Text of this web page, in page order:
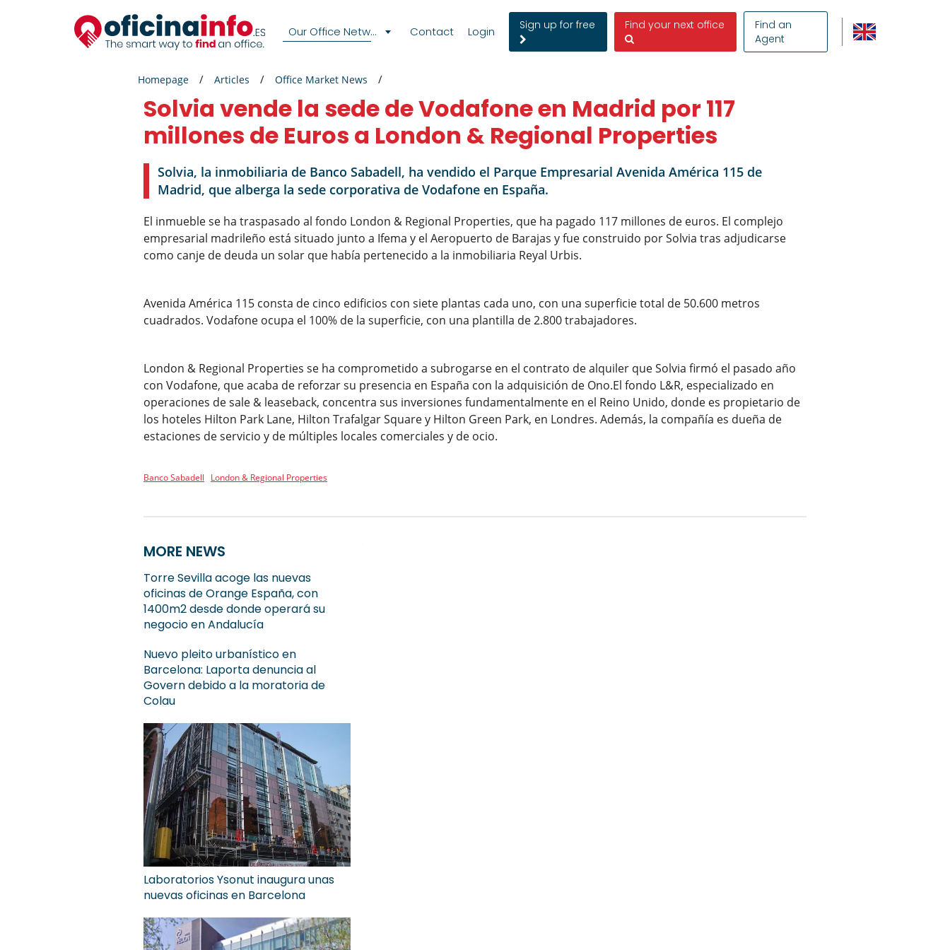
Our Office Network Contact Login Sign up for free Find your next office
Find an
Agent
Homepage Articles Office Market News
Solvia vende la sede de Vodafone en Madrid por 117
millones de Euros a London & Regional Properties
Solvia, la inmobiliaria de Banco Sabadell, ha vendido el Parque Empresarial Avenida América 115 de
Madrid, que alberga la sede corporativa de Vodafone en España.
El inmueble se ha traspasado al fondo London & Regional Properties, que ha pagado 117 millones de euros. El complejo
empresarial madrileño está situado junto a Ifema y el Aeropuerto de Barajas y fue construido por Solvia tras adjudicarse
como canje de deuda un solar que había pertenecido a la inmobiliaria Reyal Urbis.
Avenida América 115 consta de cinco edificios con siete plantas cada uno, con una superficie total de 50.600 metros
cuadrados. Vodafone ocupa el 100% de la superficie, con una plantilla de 2.800 trabajadores.
London & Regional Properties se ha comprometido a subrogarse en el contrato de alquiler que Solvia firmó el pasado año
con Vodafone, que acaba de reforzar su presencia en España con la adquisición de Ono.El fondo L&R, especializado en
operaciones de sale & leaseback, concentra sus inversiones fundamentalmente en el Reino Unido, donde es propietario de
los hoteles Hilton Park Lane, Hilton Trafalgar Square y Hilton Green Park, en Londres. Además, la compañía es dueña de
estaciones de servicio y de múltiples locales comerciales y de ocio.
Banco Sabadell London & Regional Properties
MORE NEWS
Torre Sevilla acoge las nuevas
oficinas de Orange España, con
1400m2 desde donde operará su
negocio en Andalucía
Nuevo pleito urbanístico en
Barcelona: Laporta denuncia al
Govern debido a la moratoria de
Colau
Laboratorios Ysonut inaugura unas
nuevas oficinas en Barcelona